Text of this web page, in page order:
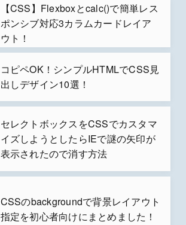
【CSS】Flexboxとcalc()で簡単レス
ポンシブ対応3カラムカードレイア
ウト！
コピペOK！シンプルHTMLでCSS見
出しデザイン10選！
セレクトボックスをCSSでカスタマ
イズしようとしたらIEで謎の矢印が
表示されたので消す方法
CSSのbackgroundで背景レイアウト
指定を初心者向けにまとめました！